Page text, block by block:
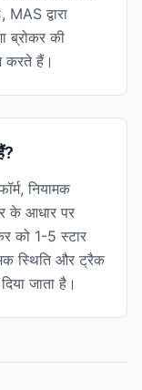
द्वारा
ब्रोकर की
करते हैं।
नियामक
के आधार पर
को 1-5 स्टार
स्थिति और ट्रैक
जाता है।